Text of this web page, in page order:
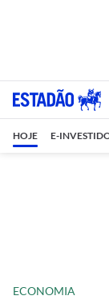
HOJE E-
ECONOMIA